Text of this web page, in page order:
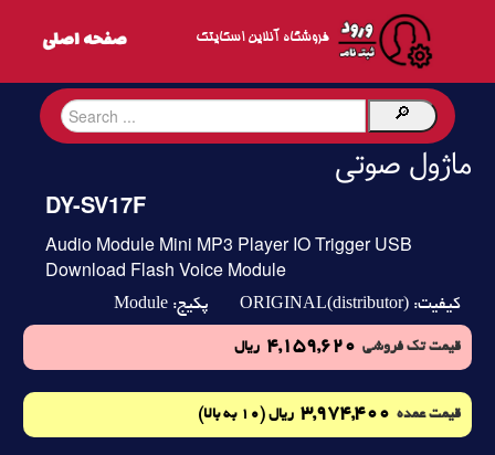
فروشگاه آنلاین اسکایتک
ماژول صوتی
DY-SV17F
Audio Module Mini MP3 Player IO Trigger USB
Download Flash Voice Module
کیفیت: ORIGINAL(distributor) پکیج: Module
قیمت تک فروشی 4,159,620 ریال
قیمت عمده 3,974,400 ریال (10 به بالا)